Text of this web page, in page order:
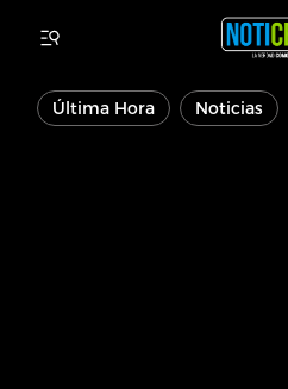
Última Hora Noticias